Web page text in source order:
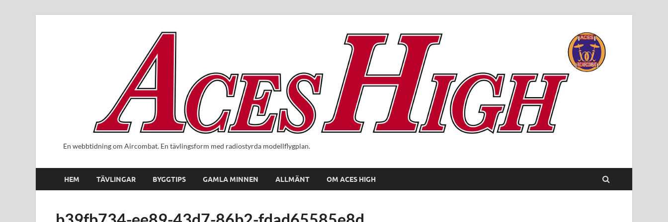
En webbtidning om Aircombat. En tävlingsform med radiostyrda modellflygplan.
HEM TÄVLINGAR BYGGTIPS GAMLA MINNEN ALLMÄNT OM ACES HIGH